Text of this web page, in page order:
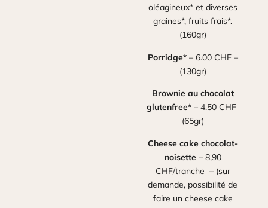
oléagineux* et diverses
graines*, fruits frais*.
(160gr)
Porridge*– 6.00 CHF –
(130gr)
Brownie au chocolat
glutenfree* – 4.50 CHF
(65gr)
Cheese cake chocolat-
noisette – 8,90
CHF/tranche – (sur
demande, possibilité de
faire un cheese cake